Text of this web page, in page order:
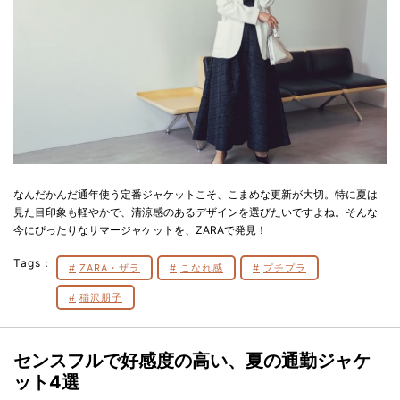
なんだかんだ通年使う定番ジャケットこそ、こまめな更新が大切。特に夏は
見た目印象も軽やかで、清涼感のあるデザインを選びたいですよね。そんな
今にぴったりなサマージャケットを、ZARAで発見！
Tags： ZARA・ザラ こなれ感 プチプラ
稲沢朋子
センスフルで好感度の高い、夏の通勤ジャケ
ット4選